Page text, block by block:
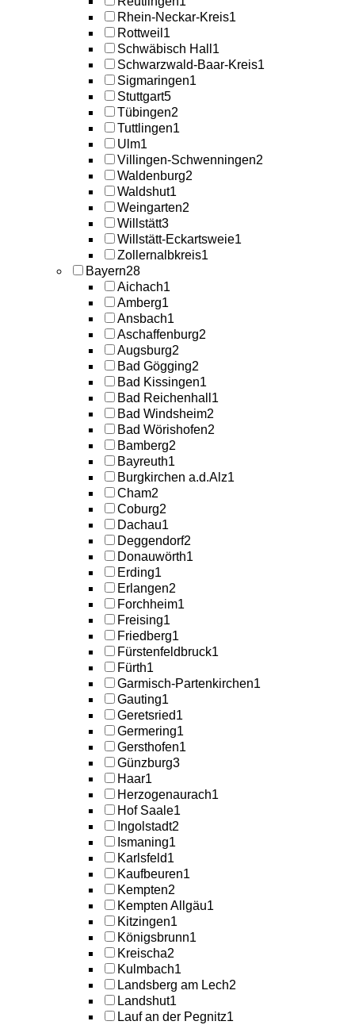
Rhein-Neckar-Kreis1
Rottweil 1
Schwäbisch Hall 1
Schwarzwald-Baar-Kreis1
Sigmaringen1
Stuttgart5
Tübingen2
Tuttlingen1
Ulm1
Villingen-Schwenningen2
Waldenburg2
Waldshut1
Weingarten2
Willstätt3
Willstätt-Eckartsweie1
Zollernalbkreis1
Bayern28
Aichach1
Amberg1
Ansbach1
Aschaffenburg2
Augsburg2
Bad Gögging2
Bad Kissingen1
Bad Reichenhall 1
Bad Windsheim2
Bad Wörishofen2
Bamberg2
Bayreuth1
Burgkirchen a.d.Alz1
Cham2
Coburg2
Dachau1
Deggendorf2
Donauwörth1
Erding1
Erlangen2
Forchheim1
Freising1
Friedberg1
Fürstenfeldbruck1
Fürth1
Garmisch-Partenkirchen1
Gauting1
Geretsried1
Germering1
Gersthofen1
Günzburg3
Haar1
Herzogenaurach1
Hof Saale1
Ingolstadt2
Ismaning1
Karlsfeld1
Kaufbeuren1
Kempten2
Kempten Allgäu1
Kitzingen1
Königsbrunn1
Kreischa2
Kulmbach1
Landsberg am Lech2
Landshut1
Lauf an der Pegnitz1